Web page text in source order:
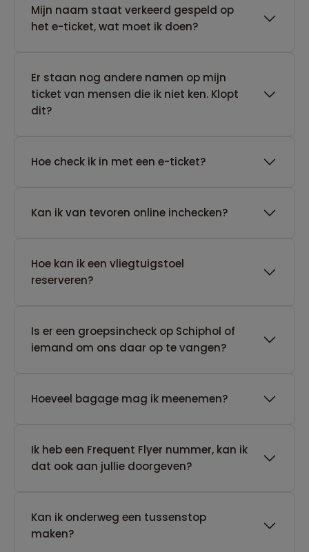
Mijn naam staat verkeerd gespeld op
het e-ticket, wat moet ik doen?
Er staan nog andere namen op mijn
ticket van mensen die ik niet ken. Klopt
dit?
Hoe check ik in met een e-ticket?
Kan ik van tevoren online inchecken?
Hoe kan ik een vliegtuigstoel
reserveren?
Is er een groepsincheck op Schiphol of
iemand om ons daar op te vangen?
Hoeveel bagage mag ik meenemen?
Ik heb een Frequent Flyer nummer, kan ik
dat ook aan jullie doorgeven?
Kan ik onderweg een tussenstop
maken?